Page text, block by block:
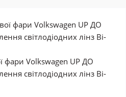
фари Volkswagen UP ДО
світлодіодних лінз Bi-